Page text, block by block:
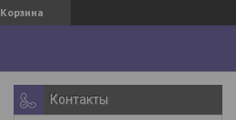
Корзина
Контакты